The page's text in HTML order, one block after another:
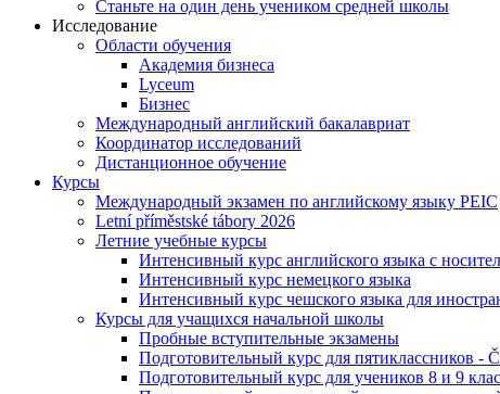
Станьте на один день учеником средней школы
Исследование
Области обучения
Академия бизнеса
Lyceum
Бизнес
Международный английский бакалавриат
Координатор исследований
Дистанционное обучение
Курсы
Международный экзамен по английскому языку PEIC
Letní příměstské tábory 2026
Летние учебные курсы
Интенсивный курс английского языка с
Интенсивный курс немецкого языка
Интенсивный курс чешского языка для
Курсы для учащихся начальной школы
Пробные вступительные экзамены
Подготовительный курс для пятиклассников -
Подготовительный курс для учеников 8 и 9